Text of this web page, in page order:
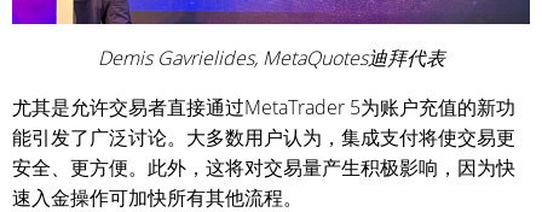
Demis Gavrielides, MetaQuotes迪拜代表
尤其是允许交易者直接通过MetaTrader 5为账户充值的新功
能引发了广泛讨论。大多数用户认为，集成支付将使交易更
安全、更方便。此外，这将对交易量产生积极影响，因为快
速入金操作可加快所有其他流程。